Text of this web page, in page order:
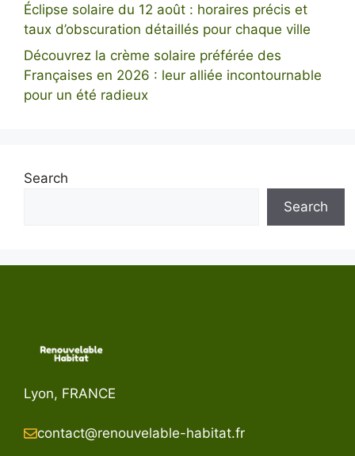
Éclipse solaire du 12 août : horaires précis et
taux d’obscuration détaillés pour chaque ville
Découvrez la crème solaire préférée des
Françaises en 2026 : leur alliée incontournable
pour un été radieux
Search
Search
Lyon, FRANCE
contact@renouvelable-habitat.fr